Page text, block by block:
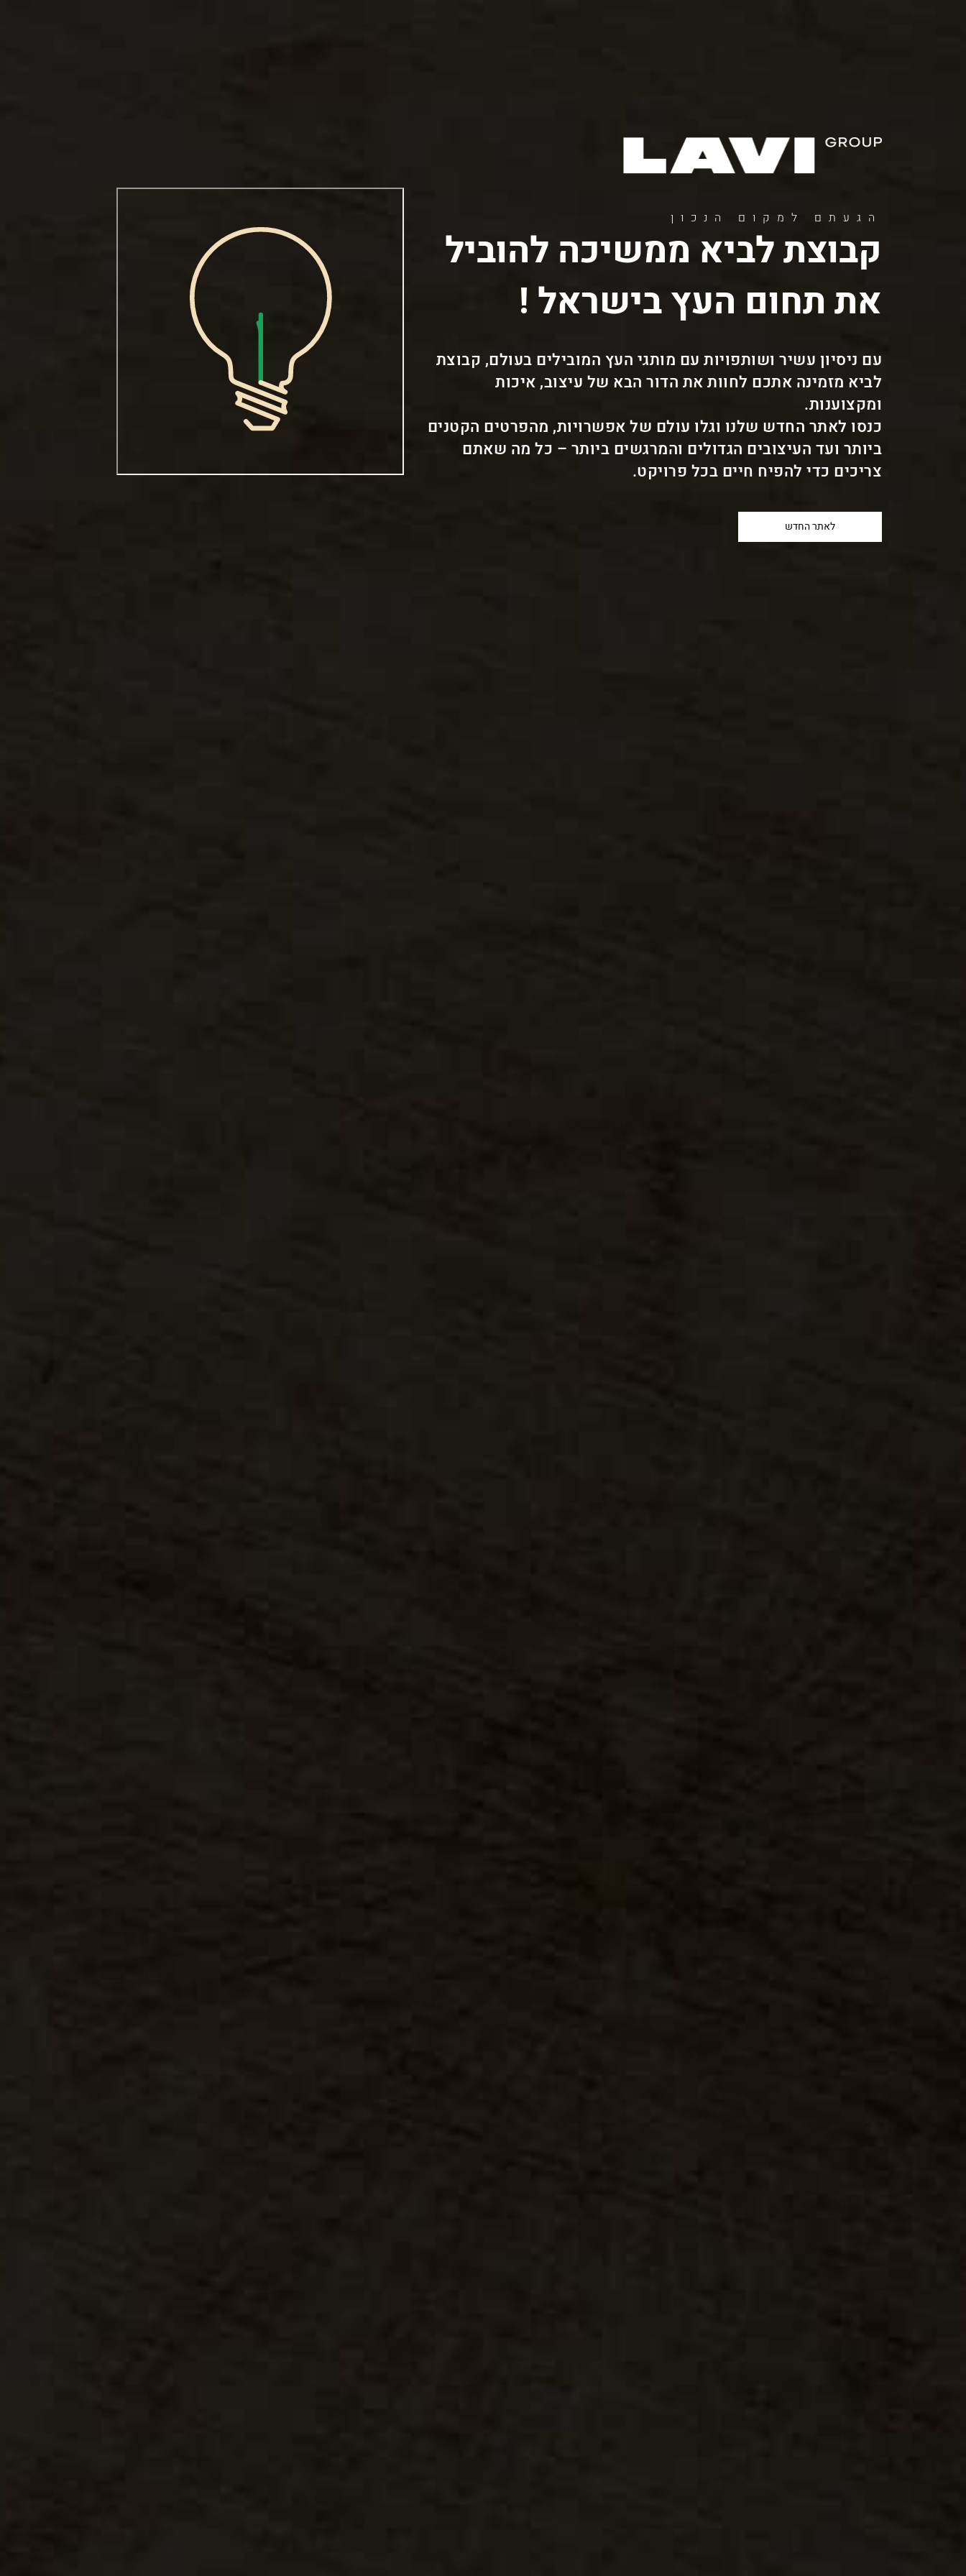
הגעתם למקום הנכון
קבוצת לביא ממשיכה להוביל
את תחום העץ בישראל !
עם ניסיון עשיר ושותפויות עם מותגי העץ המובילים בעולם, קבוצת
לביא מזמינה אתכם לחוות את הדור הבא של עיצוב, איכות
ומקצוענות.
כנסו לאתר החדש שלנו וגלו עולם של אפשרויות, מהפרטים הקטנים
ביותר ועד העיצובים הגדולים והמרגשים ביותר – כל מה שאתם
צריכים כדי להפיח חיים בכל פרויקט.
לאתר החדש